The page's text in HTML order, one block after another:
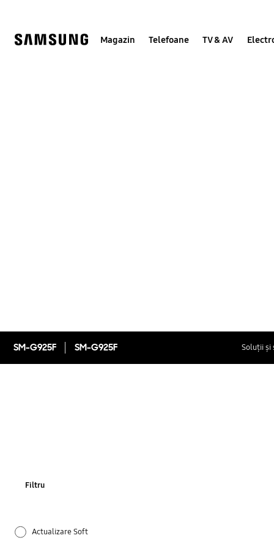
Magazin Telefoane TV & AV
SM-G925F SM-G925F Soluții și
Filtru
Actualizare Soft